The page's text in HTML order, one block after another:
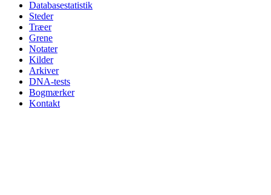
Databasestatistik
Steder
Træer
Grene
Notater
Kilder
Arkiver
DNA-tests
Bogmærker
Kontakt